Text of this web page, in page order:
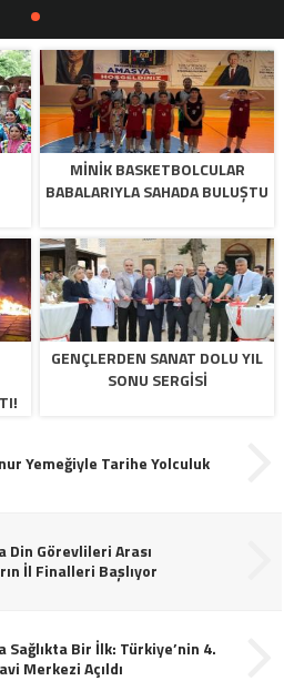
MINIK BASKETBOLCULAR
BABALARIYLA SAHADA BULUŞTU
GENÇLERDEN SANAT DOLU YIL
SONU SERGISI
Yemeğiyle Tarihe Yolculuk
Din Görevlileri Arası
İl Finalleri Başlıyor
Sağlıkta Bir İlk: Türkiye’nin 4.
Merkezi Açıldı